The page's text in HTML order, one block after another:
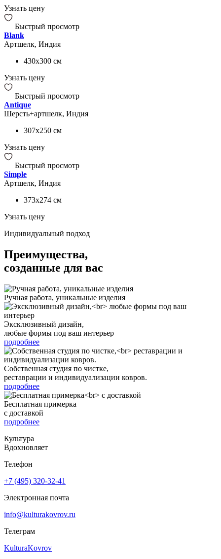
Узнать цену
Быстрый просмотр
Blank
Артшелк, Индия
430x300 см
Узнать цену
Быстрый просмотр
Antique
Шерсть+артшелк, Индия
307x250 см
Узнать цену
Быстрый просмотр
Simple
Артшелк, Индия
373x274 см
Узнать цену
Индивидуальный подход
Преимущества,
созданные для вас
Ручная работа, уникальные изделия
Эксклюзивный дизайн,
любые формы под ваш интерьер
подробнее
Собственная студия по чистке,
реставрации и индивидуализации ковров.
подробнее
Бесплатная примерка
с доставкой
подробнее
Культура
Вдохновляет
Телефон
+7 (495) 320-32-41
Электронная почта
info@kulturakovrov.ru
Телеграм
KulturaKovrov